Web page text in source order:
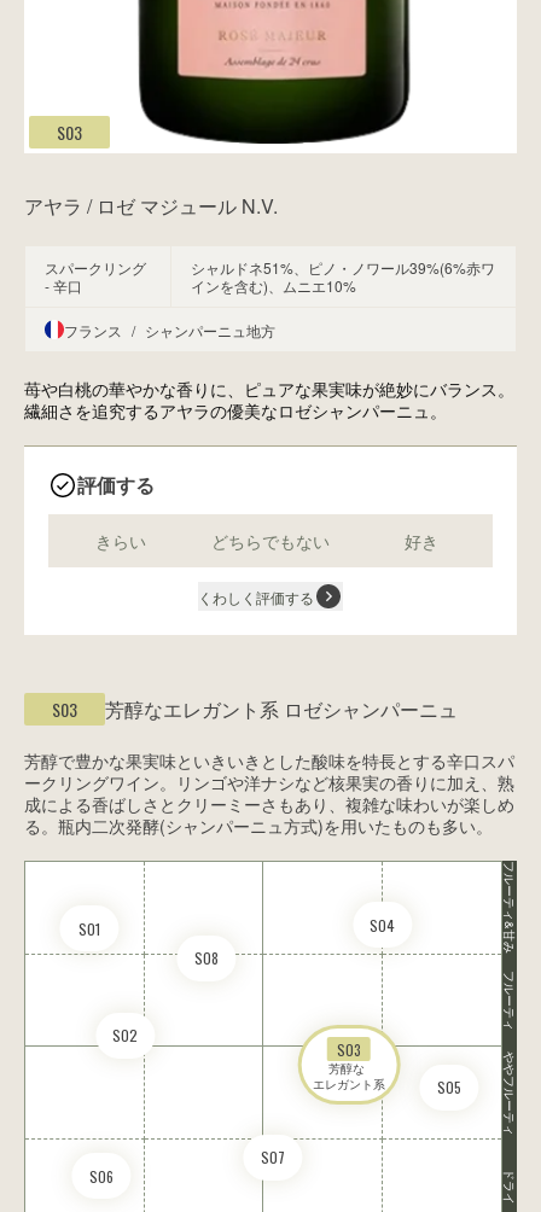
S03
アヤラ / ロゼ マジュール N.V.
スパークリング
- 辛口
シャルドネ51%、ピノ・ノワール39%(6%赤ワ
インを含む)、ムニエ10%
フランス / シャンパーニュ地方
苺や白桃の華やかな香りに、ピュアな果実味が絶妙にバランス。
繊細さを追究するアヤラの優美なロゼシャンパーニュ。
評価する
きらい どちらでもない 好き
くわしく評価する
S03 芳醇なエレガント系 ロゼシャンパーニュ
芳醇で豊かな果実味といきいきとした酸味を特長とする辛口スパ
ークリングワイン。リンゴや洋ナシなど核果実の香りに加え、熟
成による香ばしさとクリーミーさもあり、複雑な味わいが楽しめ
る。瓶内二次発酵(シャンパーニュ方式)を用いたものも多い。
S01
S02
S03
芳醇な
エレガント系
S04
S05
S06
S07
S08
フルーティ&甘み
フルーティ
ややフルーティ
ドライ